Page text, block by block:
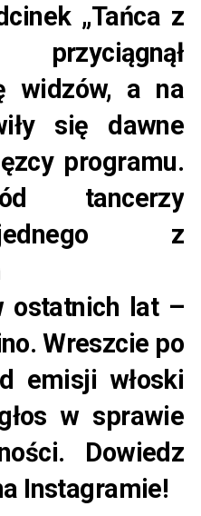
„Tańca z
widzów, a na
się dawne
programu.
tancerzy
z
ostatnich lat –
Wreszcie po
emisji włoski
w sprawie
Dowiedz
Instagramie!